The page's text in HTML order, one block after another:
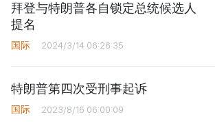
拜登与特朗普各自锁定总统候选人
提名
国际 2024/3/14 06:26:35
特朗普第四次受刑事起诉
国际 2023/8/16 06:00:09